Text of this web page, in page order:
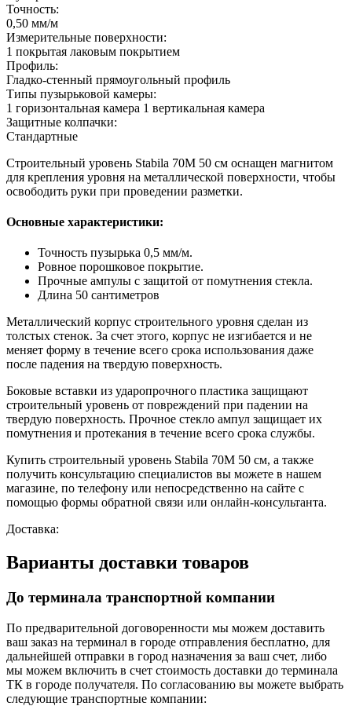
Точность:
0,50 мм/м
Измерительные поверхности:
1 покрытая лаковым покрытием
Профиль:
Гладко-стенный прямоугольный профиль
Типы пузырьковой камеры:
1 горизонтальная камера 1 вертикальная камера
Защитные колпачки:
Стандартные
Строительный уровень Stabila 70M 50 см оснащен магнитом
для крепления уровня на металлической поверхности, чтобы
освободить руки при проведении разметки.
Основные характеристики:
Точность пузырька 0,5 мм/м.
Ровное порошковое покрытие.
Прочные ампулы с защитой от помутнения стекла.
Длина 50 сантиметров
Металлический корпус строительного уровня сделан из
толстых стенок. За счет этого, корпус не изгибается и не
меняет форму в течение всего срока использования даже
после падения на твердую поверхность.
Боковые вставки из ударопрочного пластика защищают
строительный уровень от повреждений при падении на
твердую поверхность. Прочное стекло ампул защищает их
помутнения и протекания в течение всего срока службы.
Купить строительный уровень Stabila 70M 50 см, а также
получить консультацию специалистов вы можете в нашем
магазине, по телефону или непосредственно на сайте с
помощью формы обратной связи или онлайн-консультанта.
Доставка:
Варианты доставки товаров
До терминала транспортной компании
По предварительной договоренности мы можем доставить
ваш заказ на терминал в городе отправления бесплатно, для
дальнейшей отправки в город назначения за ваш счет, либо
мы можем включить в счет стоимость доставки до терминала
ТК в городе получателя. По согласованию вы можете выбрать
следующие транспортные компании: